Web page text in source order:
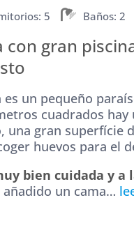
5 Baños: 2
con gran
es un pequeño
cuadrados
gran superfície
huevos para el
bien cuidada y
añadido un cama…